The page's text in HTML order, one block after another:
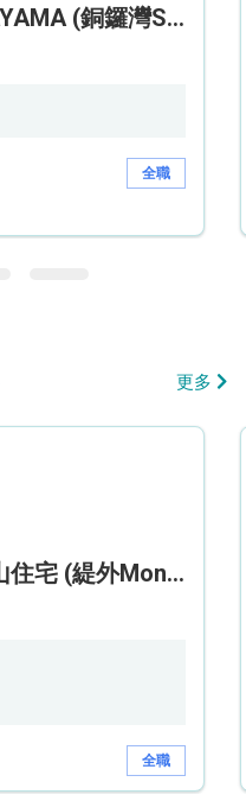
【全職】ATSURO TAYAMA (銅鑼灣Sogo分店) 服裝銷售及造型顧問 Sales & Fashion Stylist【永久保證佣金+新人獎金$3,000】
全職
更多
客戶服務主管 - 畢架山住宅 (緹外Mont Verra)
全職